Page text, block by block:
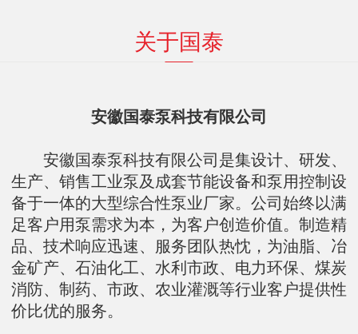
关于国泰
安徽国泰泵科技有限公司
安徽国泰泵科技有限公司是集设计、研发、
生产、销售工业泵及成套节能设备和泵用控制设
备于一体的大型综合性泵业厂家。公司始终以满
足客户用泵需求为本，为客户创造价值。制造精
品、技术响应迅速、服务团队热忱，为油脂、冶
金矿产、石油化工、水利市政、电力环保、煤炭
消防、制药、市政、农业灌溉等行业客户提供性
价比优的服务。